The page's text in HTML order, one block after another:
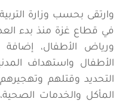
في قطاع غزة منذ بدء
ورياض الأطفال، إضافة
الأطفال واستهداف
التحديد وقتلهم
المأكل والخدمات